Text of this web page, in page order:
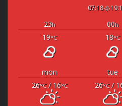
07:18
23h 00h
19°C 18°C
mon tue
26°C/ 16°C 26°C/